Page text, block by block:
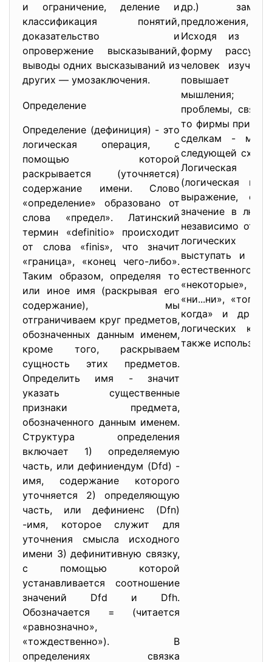
и ограничение, деление и
классификация понятий,
доказательство и
опровержение высказываний,
выводы одних высказываний из
других — умозаключения.
др.)
предложения,
Исходя из
форму
человек
повышает
мышления;
проблемы,
то фирмы
сделкам -
следующей
Логическая
(логическая
выражение,
значение в
независимо от
логических
выступать и
естественного
«некоторые»,
«ни...ни», «тогда
когда» и др.
логических
также
Определение
Определение (дефиниция) - это
логическая операция, с
помощью которой
раскрывается (уточняется)
содержание имени. Слово
«определение» образовано от
слова «предел». Латинский
термин «definitio» происходит
от слова «finis», что значит
«граница», «конец чего-либо».
Таким образом, определяя то
или иное имя (раскрывая его
содержание), мы
отграничиваем круг предметов,
обозначенных данным именем,
кроме того, раскрываем
сущность этих предметов.
Определить имя - значит
указать существенные
признаки предмета,
обозначенного данным именем.
Структура определения
включает 1) определяемую
часть, или дефиниендум (Dfd) -
имя, содержание которого
уточняется 2) определяющую
часть, или дефиниенс (Dfn)
-имя, которое служит для
уточнения смысла исходного
имени 3) дефинитивную связку,
с помощью которой
устанавливается соотношение
значений Dfd и Dfh.
Обозначается = (читается
«равнозначно»,
«тождественно»). В
определениях связка